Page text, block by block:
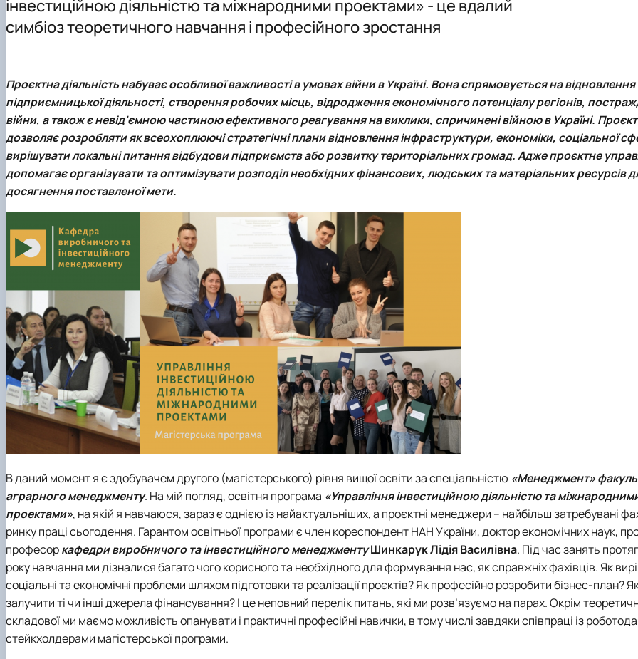
Відповідальні за інформаційне наповнення сторінки
Здобутки кафедри
Партнери
Консультаційні послуги, тренінги
Студентський науковий гурток «Менеджмент і сьогодення»
Аспірантура
Навчально-методична робота
Програма подвійних дипломів (Університет Foggia, Італія)
English speaking MSc Program
Практичне навчання
Податкова знижка на навчання
інвестиційною діяльністю та міжнародними проектами» - це вдалий
симбіоз теоретичного навчання і професійного зростання
Проєктна діяльність набуває особливої важливості в умовах війни в Україні. Вона спрямовується на відновлення
підприємницької діяльності, створення робочих місць, відродження економічного потенціалу регіонів,
війни, а також є невід'ємною частиною ефективного реагування на виклики, спричинені війною в Україні.
дозволяє розробляти як всеохоплюючі стратегічні плани відновлення інфраструктури, економіки, соціальної
вирішувати локальні питання відбудови підприємств або розвитку територіальних громад. Адже проєктне
допомагає організувати та оптимізувати розподіл необхідних фінансових, людських та матеріальних ресурсів
досягнення поставленої мети.
В даний момент я є здобувачем другого (магістерського) рівня вищої освіти за спеціальністю «Менеджмент»
аграрного менеджменту. На мій погляд, освітня програма «Управління інвестиційною діяльністю та
проектами», на якій я навчаюся, зараз є однією із найактуальніших, а проєктні менеджери – найбільш затребувані
ринку праці сьогодення. Гарантом освітньої програми є член кореспондент НАН України, доктор економічних наук,
професоркафедри виробничого та інвестиційного менеджментуШинкарук Лідія Василівна. Під час занять
року навчання ми дізналися багато чого корисного та необхідного для формування нас, як справжніх фахівців. Як
соціальні та економічні проблеми шляхом підготовки та реалізації проєктів? Як професійно розробити бізнес-план?
залучити ті чи інші джерела фінансування? І це неповний перелік питань, які ми розв’язуємо на парах. Окрім
складової ми маємо можливість опанувати і практичні професійні навички, в тому числі завдяки співпраці із
стейкхолдерами магістерської програми.